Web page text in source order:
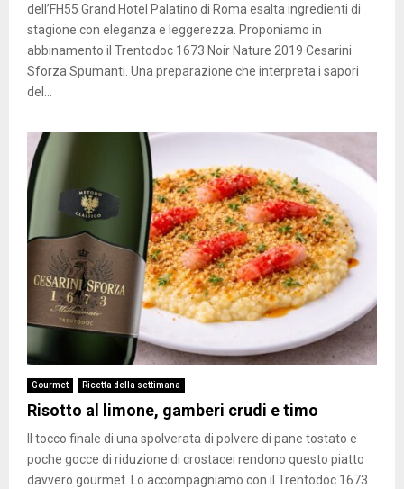
dell’FH55 Grand Hotel Palatino di Roma esalta ingredienti di
stagione con eleganza e leggerezza. Proponiamo in
abbinamento il Trentodoc 1673 Noir Nature 2019 Cesarini
Sforza Spumanti. Una preparazione che interpreta i sapori
del...
Gourmet Ricetta della settimana
Risotto al limone, gamberi crudi e timo
Il tocco finale di una spolverata di polvere di pane tostato e
poche gocce di riduzione di crostacei rendono questo piatto
davvero gourmet. Lo accompagniamo con il Trentodoc 1673